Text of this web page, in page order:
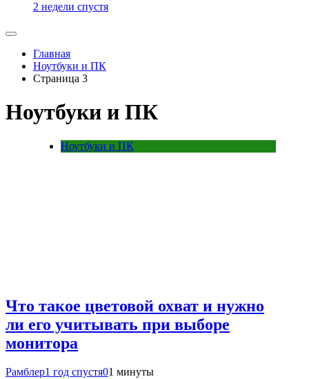
2 недели спустя
Главная
Ноутбуки и ПК
Страница 3
Ноутбуки и ПК
Ноутбуки и ПК
Что такое цветовой охват и нужно
ли его учитывать при выборе
монитора
Рамблер1 год спустя01 минуты